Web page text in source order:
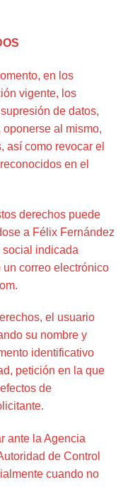
en los
vigente, los
de datos,
al mismo,
así como revocar el
en el
derechos puede
a Félix Fernández
indicada
correo electrónico
el usuario
su nombre y
identificativo
petición en la que
de
ante la Agencia
de Control
cuando no